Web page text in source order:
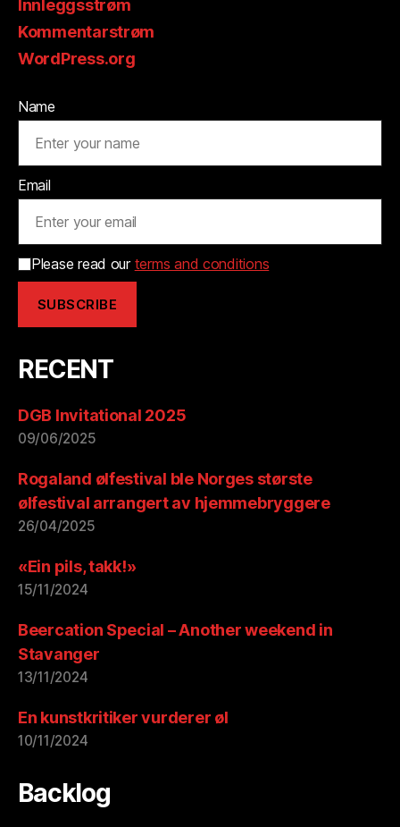
Innleggsstrøm
Kommentarstrøm
WordPress.org
Name
Email
Please read our terms and conditions
RECENT
DGB Invitational 2025
09/06/2025
Rogaland ølfestival ble Norges største
ølfestival arrangert av hjemmebryggere
26/04/2025
«Ein pils, takk!»
15/11/2024
Beercation Special – Another weekend in
Stavanger
13/11/2024
En kunstkritiker vurderer øl
10/11/2024
Backlog